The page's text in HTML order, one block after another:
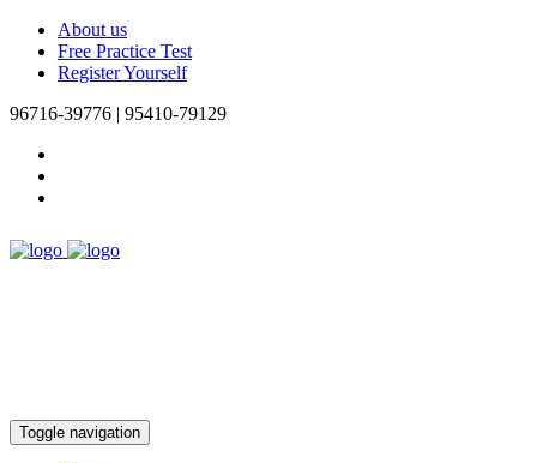
About us
Free Practice Test
Register Yourself
96716-39776 | 95410-79129
Toggle navigation